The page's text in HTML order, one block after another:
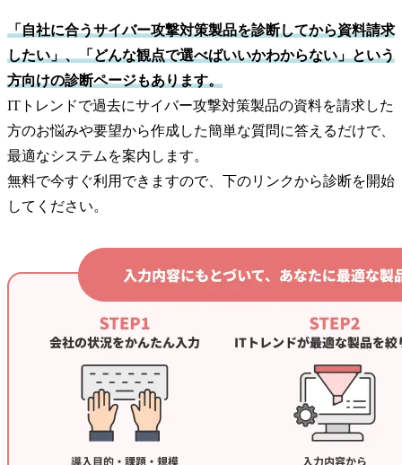
「自社に合うサイバー攻撃対策製品を診断してから資料請求
したい」、「どんな観点で選べばいいかわからない」という
方向けの診断ページもあります。
ITトレンドで過去にサイバー攻撃対策製品の資料を請求した
方のお悩みや要望から作成した簡単な質問に答えるだけで、
最適なシステムを案内します。
無料で今すぐ利用できますので、下のリンクから診断を開始
してください。